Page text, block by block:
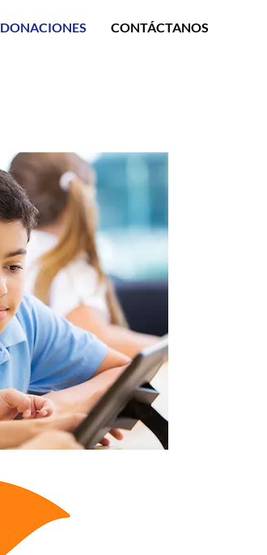
DONACIONES CONTÁCTANOS